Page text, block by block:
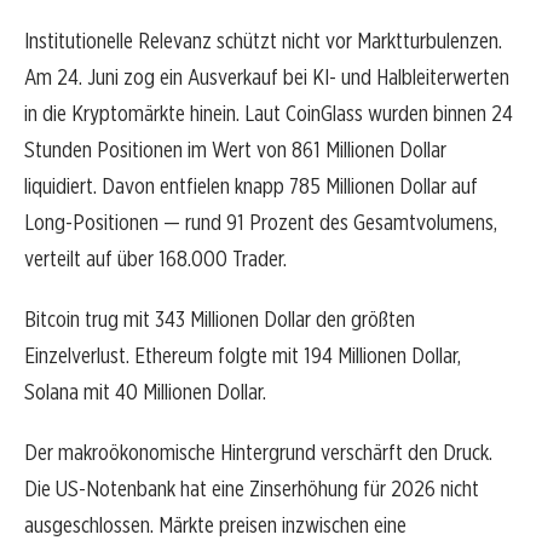
Institutionelle Relevanz schützt nicht vor Marktturbulenzen.
Am 24. Juni zog ein Ausverkauf bei KI- und Halbleiterwerten
in die Kryptomärkte hinein. Laut CoinGlass wurden binnen 24
Stunden Positionen im Wert von 861 Millionen Dollar
liquidiert. Davon entfielen knapp 785 Millionen Dollar auf
Long-Positionen — rund 91 Prozent des Gesamtvolumens,
verteilt auf über 168.000 Trader.
Bitcoin trug mit 343 Millionen Dollar den größten
Einzelverlust. Ethereum folgte mit 194 Millionen Dollar,
Solana mit 40 Millionen Dollar.
Der makroökonomische Hintergrund verschärft den Druck.
Die US-Notenbank hat eine Zinserhöhung für 2026 nicht
ausgeschlossen. Märkte preisen inzwischen eine